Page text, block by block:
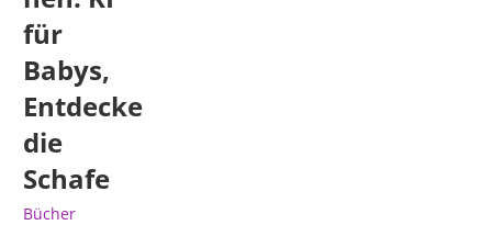
für
Babys,
Entdecke
die
Schafe
Bücher